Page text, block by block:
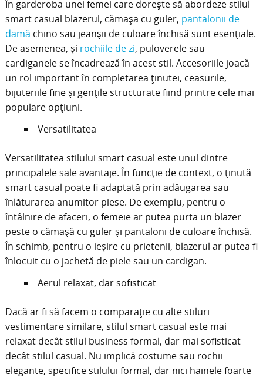
În garderoba unei femei care dorește să abordeze stilul
smart casual blazerul, cămașa cu guler, pantalonii de
damă chino sau jeanșii de culoare închisă sunt esențiale.
De asemenea, și rochiile de zi, puloverele sau
cardiganele se încadrează în acest stil. Accesoriile joacă
un rol important în completarea ținutei, ceasurile,
bijuteriile fine și gențile structurate fiind printre cele mai
populare opțiuni.
Versatilitatea
Versatilitatea stilului smart casual este unul dintre
principalele sale avantaje. În funcție de context, o ținută
smart casual poate fi adaptată prin adăugarea sau
înlăturarea anumitor piese. De exemplu, pentru o
întâlnire de afaceri, o femeie ar putea purta un blazer
peste o cămașă cu guler și pantaloni de culoare închisă.
În schimb, pentru o ieșire cu prietenii, blazerul ar putea fi
înlocuit cu o jachetă de piele sau un cardigan.
Aerul relaxat, dar sofisticat
Dacă ar fi să facem o comparație cu alte stiluri
vestimentare similare, stilul smart casual este mai
relaxat decât stilul business formal, dar mai sofisticat
decât stilul casual. Nu implică costume sau rochii
elegante, specifice stilului formal, dar nici hainele foarte